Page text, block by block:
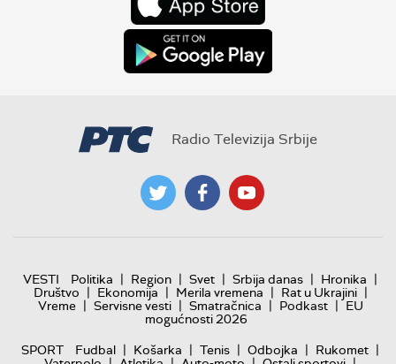
Radio Televizija Srbije
VESTI Politika | Region | Svet | Srbija danas | Hronika |
Društvo | Ekonomija | Merila vremena | Rat u Ukrajini |
Vreme | Servisne vesti | Smatračnica | Podkast | EU
mogućnosti 2026
SPORT
Fudbal | Košarka | Tenis | Odbojka | Rukomet |